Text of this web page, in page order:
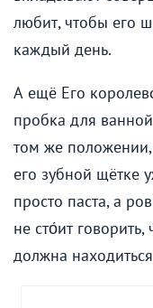
любит, чтобы его
каждый день.
А ещё Его
пробка для
том же положении,
его зубной щётке
просто паста, а
не сто́ит
должна